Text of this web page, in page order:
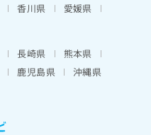
香川県
愛媛県
長崎県
熊本県
鹿児島県 沖縄県